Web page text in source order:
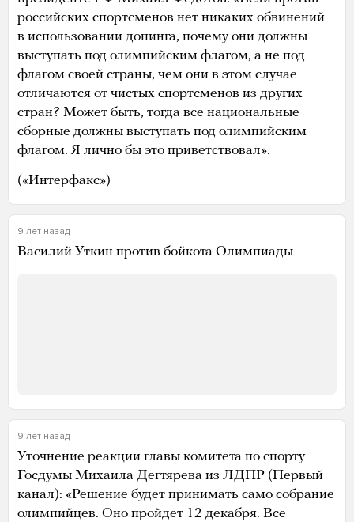
российских спортсменов нет никаких обвинений
в использовании допинга, почему они должны
выступать под олимпийским флагом, а не под
флагом своей страны, чем они в этом случае
отличаются от чистых спортсменов из других
стран? Может быть, тогда все национальные
сборные должны выступать под олимпийским
флагом. Я лично бы это приветствовал».
(«Интерфакс»)
9 лет назад
Василий Уткин против бойкота Олимпиады
9 лет назад
Уточнение реакции главы комитета по спорту
Госдумы Михаила Дегтярева из ЛДПР (Первый
канал): «Решение будет принимать само собрание
олимпийцев. Оно пройдет 12 декабря. Все